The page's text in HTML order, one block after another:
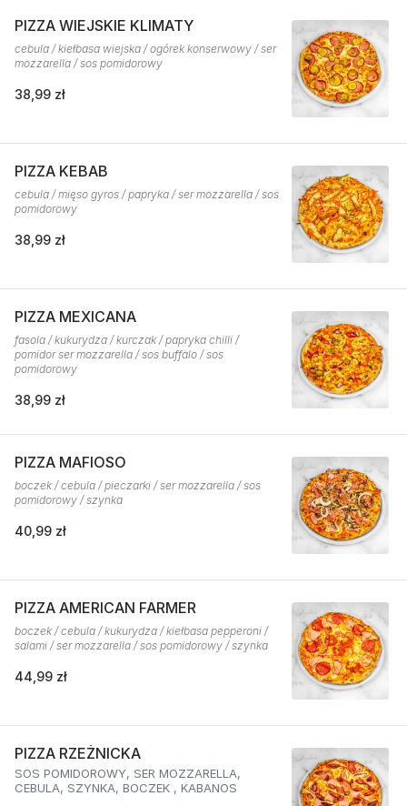
PIZZA WIEJSKIE KLIMATY
cebula / kiełbasa wiejska / ogórek konserwowy / ser
mozzarella / sos pomidorowy
38,99 zł
PIZZA KEBAB
cebula / mięso gyros / papryka / ser mozzarella / sos
pomidorowy
38,99 zł
PIZZA MEXICANA
fasola / kukurydza / kurczak / papryka chilli /
pomidor ser mozzarella / sos buffalo / sos
pomidorowy
38,99 zł
PIZZA MAFIOSO
boczek / cebula / pieczarki / ser mozzarella / sos
pomidorowy / szynka
40,99 zł
PIZZA AMERICAN FARMER
boczek / cebula / kukurydza / kiełbasa pepperoni /
salami / ser mozzarella / sos pomidorowy / szynka
44,99 zł
PIZZA RZEŻNICKA
SOS POMIDOROWY, SER MOZZARELLA,
CEBULA, SZYNKA, BOCZEK , KABANOS